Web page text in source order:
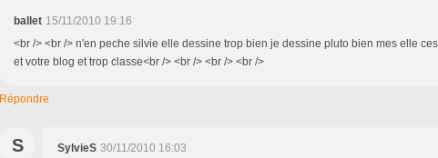
ballet 15/11/2010 19:16
<br /> <br /> n'en peche silvie elle dessine trop bien je dessine pluto bien mes elle
et votre blog et trop classe<br /> <br /> <br /> <br />
Répondre
S SylvieS 30/11/2010 16:03